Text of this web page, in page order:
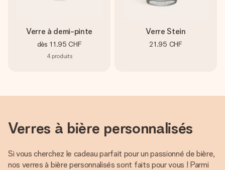
Verre à demi-pinte
dès 11.95 CHF
4 produits
Verre Stein
21.95 CHF
Verres à bière personnalisés
Si vous cherchez le cadeau parfait pour un passionné de bière,
nos verres à bière personnalisés sont faits pour vous ! Parmi